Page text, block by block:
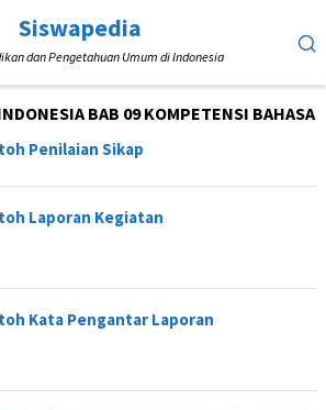
Siswapedia
dan Pengetahuan Umum di Indonesia
BAB 09 KOMPETENSI BAHASA
Penilaian Sikap
Laporan Kegiatan
Kata Pengantar Laporan